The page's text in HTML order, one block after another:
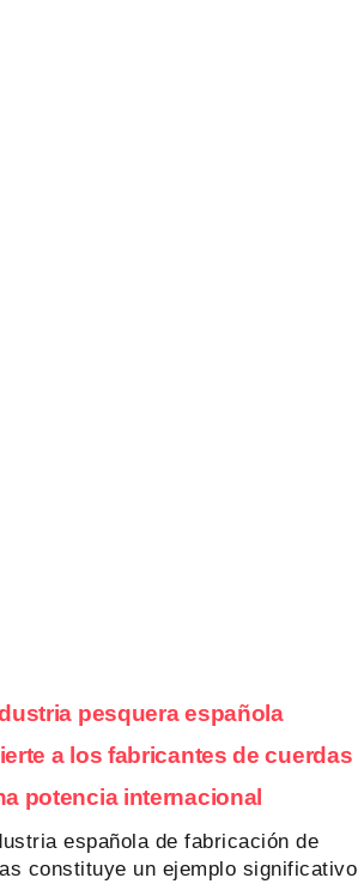
pesquera española
a los fabricantes de cuerdas
potencia internacional
española de fabricación de
constituye un ejemplo significativo